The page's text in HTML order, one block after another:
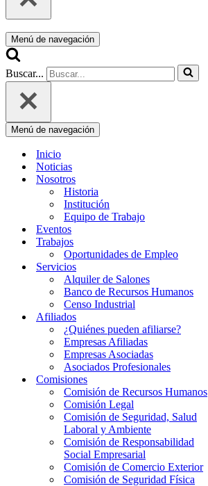
Menú de navegación
Buscar...
Menú de navegación
Inicio
Noticias
Nosotros
Historia
Institución
Equipo de Trabajo
Eventos
Trabajos
Oportunidades de Empleo
Servicios
Alquiler de Salones
Banco de Recursos Humanos
Censo Industrial
Afiliados
¿Quiénes pueden afiliarse?
Empresas Afiliadas
Empresas Asociadas
Asociados Profesionales
Comisiones
Comisión de Recursos Humanos
Comisión Legal
Comisión de Seguridad, Salud
Laboral y Ambiente
Comisión de Responsabilidad
Social Empresarial
Comisión de Comercio Exterior
Comisión de Seguridad Física